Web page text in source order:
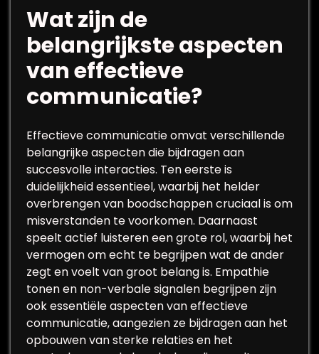
Wat zijn de
belangrijkste aspecten
van effectieve
communicatie?
Effectieve communicatie omvat verschillende
belangrijke aspecten die bijdragen aan
succesvolle interacties. Ten eerste is
duidelijkheid essentieel, waarbij het helder
overbrengen van boodschappen cruciaal is om
misverstanden te voorkomen. Daarnaast
speelt actief luisteren een grote rol, waarbij het
vermogen om echt te begrijpen wat de ander
zegt en voelt van groot belang is. Empathie
tonen en non-verbale signalen begrijpen zijn
ook essentiële aspecten van effectieve
communicatie, aangezien ze bijdragen aan het
opbouwen van sterke relaties en het